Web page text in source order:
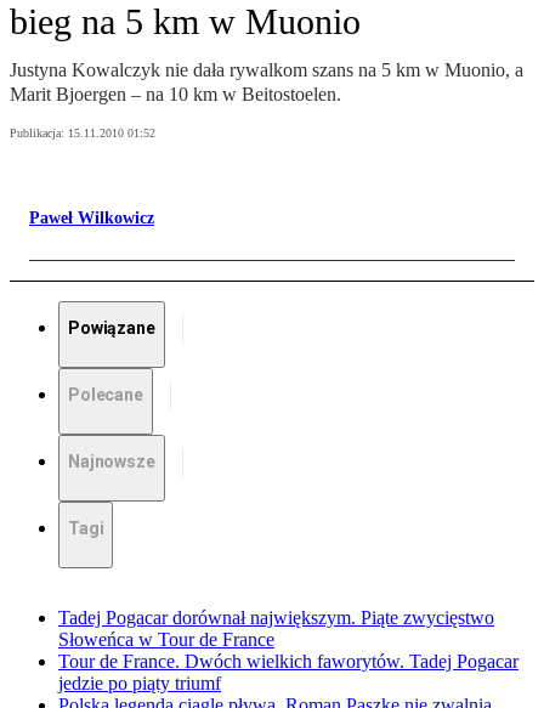
bieg na 5 km w Muonio
Justyna Kowalczyk nie dała rywalkom szans na 5 km w Muonio, a
Marit Bjoergen – na 10 km w Beitostoelen.
Publikacja: 15.11.2010 01:52
Paweł Wilkowicz
Powiązane
Polecane
Najnowsze
Tagi
Tadej Pogacar dorównał największym. Piąte zwycięstwo
Słoweńca w Tour de France
Tour de France. Dwóch wielkich faworytów. Tadej Pogacar
jedzie po piąty triumf